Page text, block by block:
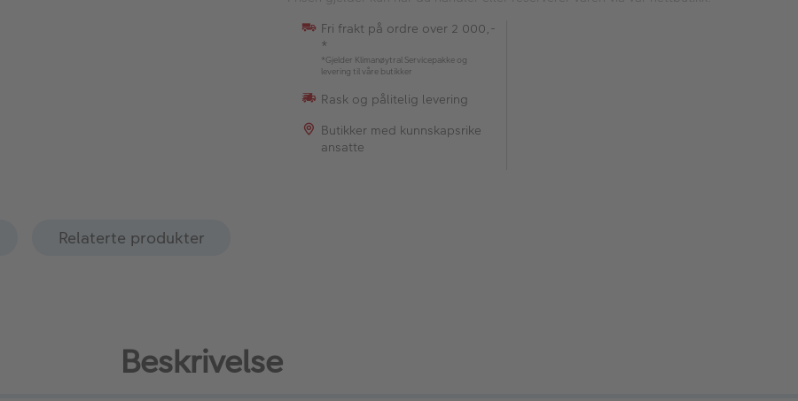
Fri frakt på ordre over 2 000,-
*
*Gjelder Klimanøytral Servicepakke og
levering til våre butikker
Rask og pålitelig levering
Butikker med kunnskapsrike
ansatte
Relaterte produkter
Beskrivelse